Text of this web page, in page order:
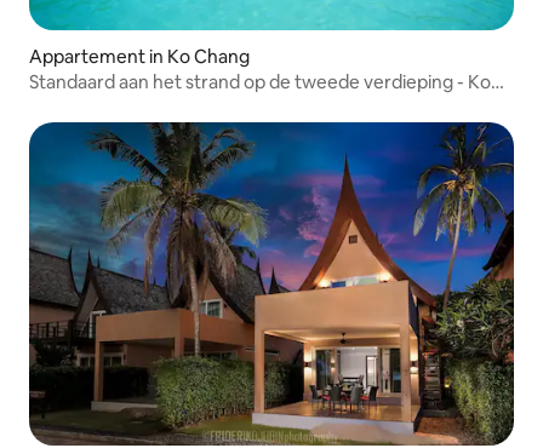
Appartement in Ko Chang
Standaard aan het strand op de tweede verdieping - Koh